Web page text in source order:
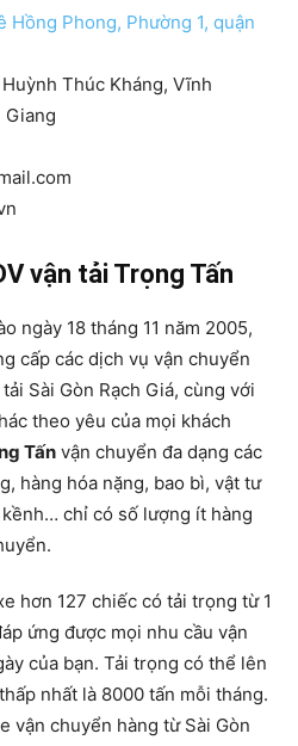
Hồng Phong, Phường 1, quận
Thúc Kháng, Vĩnh
Giang
vận tải Trọng Tấn
ngày 18 tháng 11 năm 2005,
cấp các dịch vụ vận chuyển
Sài Gòn Rạch Giá, cùng với
theo yêu của mọi khách
Tấn vận chuyển đa dạng các
hàng hóa nặng, bao bì, vật tư
chỉ có số lượng ít hàng
hơn 127 chiếc có tải trọng từ 1
ứng được mọi nhu cầu vận
của bạn. Tải trọng có thể lên
nhất là 8000 tấn mỗi tháng.
vận chuyển hàng từ Sài Gòn